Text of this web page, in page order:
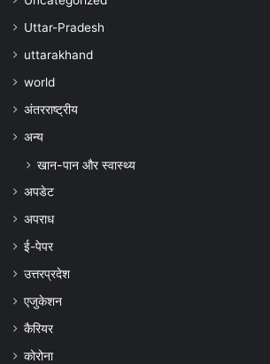
Uttar-Pradesh
uttarakhand
world
अंतरराष्ट्रीय
अन्‍य
खान-पान और स्वास्थ्य
अपडेट
अपराध
ई-पेपर
उत्तरप्रदेश
एजुकेशन
कैरियर
कोरोना